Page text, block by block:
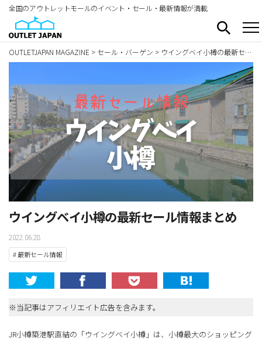
全国のアウトレットモールのイベント・セール・最新情報が満載
OUTLETJAPAN MAGAZINE > セール・バーゲン > ウイングベイ小樽の最新セール情報まとめ
ウイングベイ小樽の最新セール情報まとめ
2022.06.28
# 最新セール情報
※当記事はアフィリエイト広告を含みます。
JR小樽築港駅直結の「ウイングベイ小樽」は、小樽最大のショッピング